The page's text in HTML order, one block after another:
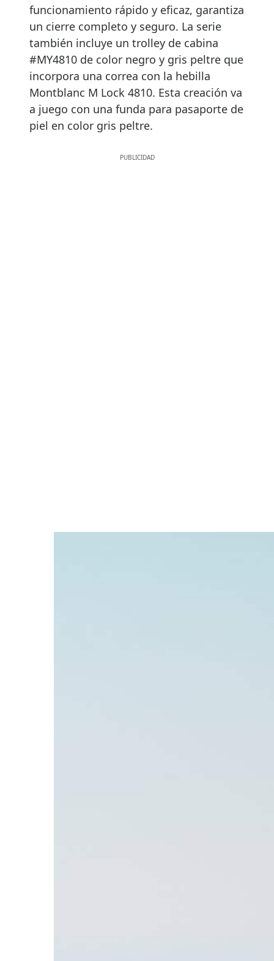
funcionamiento rápido y eficaz, garantiza
un cierre completo y seguro. La serie
también incluye un trolley de cabina
#MY4810 de color negro y gris peltre que
incorpora una correa con la hebilla
Montblanc M Lock 4810. Esta creación va
a juego con una funda para pasaporte de
piel en color gris peltre.